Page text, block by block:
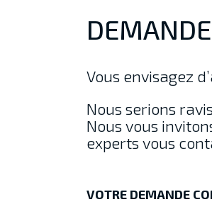
Vous envisagez
Nous serions
Nous vous
experts vous
VOTRE DEMANDE